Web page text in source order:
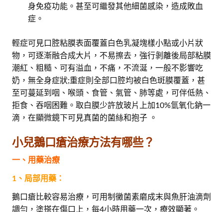
身免疫功能。甚至可繼發其他細菌感染，造成敗血
症。
輕症可見口腔粘膜表面覆蓋白色乳凝塊樣小點或小片狀
物，可逐漸融合成大片，不易擦去，強行剝離後局部粘膜
潮紅、粗糙、可有溢血，不痛，不流涎，一般不影響吃
奶，無全身症狀;重症則全部口腔均被白色斑膜覆蓋，甚
至可蔓延到咽、喉頭、食管、氣管、肺等處，可伴低熱、
拒食、吞咽困難。取白膜少許放玻片上加10%氫氧化鈉一
滴，在顯微鏡下可見真菌的菌絲和抱子 。
小兒鵝口瘡治療方法有哪些？
一、用藥治療
1、局部用藥：
鵝口瘡比較容易治療，可用制黴菌素磨成末與魚肝油滴劑
調勻，塗搽在傷口上，每4小時用藥一次，療效顯著。